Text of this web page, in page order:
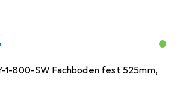
1-800-SW Fachboden fest 525mm,